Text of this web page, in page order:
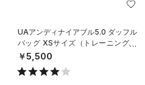
UAアンディナイアブル5.0 ダッフル
バッグ XSサイズ（トレーニング/U
NISEX）
￥5,500